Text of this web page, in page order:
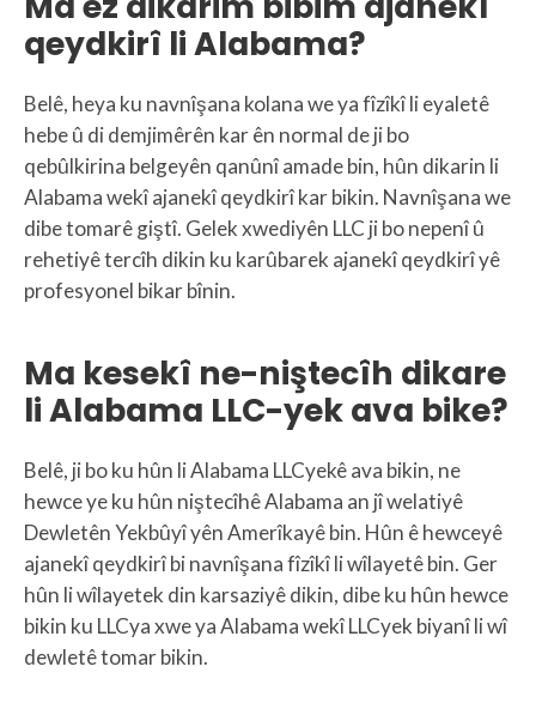
qeydkirî li Alabama?
Belê, heya ku navnîşana kolana we ya fîzîkî li eyaletê
hebe û di demjimêrên kar ên normal de ji bo
qebûlkirina belgeyên qanûnî amade bin, hûn dikarin li
Alabama wekî ajanekî qeydkirî kar bikin. Navnîşana we
dibe tomarê giştî. Gelek xwediyên LLC ji bo nepenî û
rehetiyê tercîh dikin ku karûbarek ajanekî qeydkirî yê
profesyonel bikar bînin.
Ma kesekî ne-niştecîh dikare
li Alabama LLC-yek ava bike?
Belê, ji bo ku hûn li Alabama LLCyekê ava bikin, ne
hewce ye ku hûn niştecîhê Alabama an jî welatiyê
Dewletên Yekbûyî yên Amerîkayê bin. Hûn ê hewceyê
ajanekî qeydkirî bi navnîşana fîzîkî li wîlayetê bin. Ger
hûn li wîlayetek din karsaziyê dikin, dibe ku hûn hewce
bikin ku LLCya xwe ya Alabama wekî LLCyek biyanî li wî
dewletê tomar bikin.